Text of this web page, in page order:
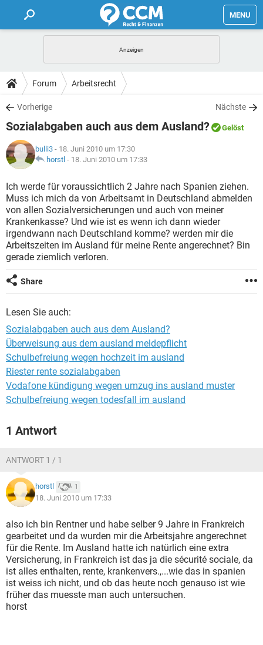
MENU
FORUM
TIPPS
Forum Arbeitsrecht
Vorherige Nächste
Sozialabgaben auch aus dem Ausland? Gelöst
bulli3 - 18. Juni 2010 um 17:30
horstl - 18. Juni 2010 um 17:33
Ich werde für voraussichtlich 2 Jahre nach Spanien ziehen.
Muss ich mich da von Arbeitsamt in Deutschland abmelden
von allen Sozialversicherungen und auch von meiner
Krankenkasse? Und wie ist es wenn ich dann wieder
irgendwann nach Deutschland komme? werden mir die
Arbeitszeiten im Ausland für meine Rente angerechnet? Bin
gerade ziemlich verloren.
Share
Lesen Sie auch:
Sozialabgaben auch aus dem Ausland?
Überweisung aus dem ausland meldepflicht
Schulbefreiung wegen hochzeit im ausland
Riester rente sozialabgaben
Vodafone kündigung wegen umzug ins ausland muster
Schulbefreiung wegen todesfall im ausland
1 Antwort
ANTWORT 1 / 1
horstl 1
18. Juni 2010 um 17:33
also ich bin Rentner und habe selber 9 Jahre in Frankreich
gearbeitet und da wurden mir die Arbeitsjahre angerechnet
für die Rente. Im Ausland hatte ich natürlich eine extra
Versicherung, in Frankreich ist das ja die sécurité sociale, da
ist alles enthalten, rente, krankenvers.,...wie das in spanien
ist weiss ich nicht, und ob das heute noch genauso ist wie
früher das muesste man auch untersuchen.
horst